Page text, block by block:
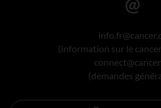
(information sur le
(demandes